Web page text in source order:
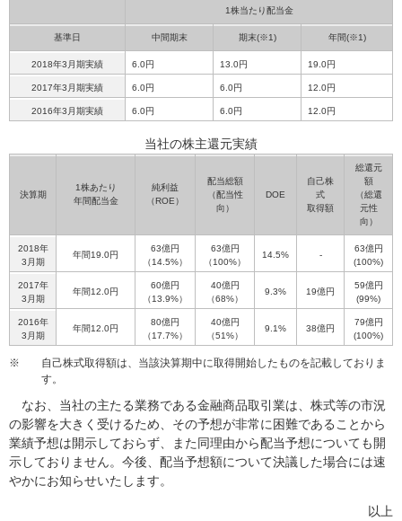
1株当たり配当金
基準日 中間期末 期末(※1) 年間(※1)
2018年3月期実績 6.0円 13.0円 19.0円
2017年3月期実績 6.0円 6.0円 12.0円
2016年3月期実績 6.0円 6.0円 12.0円
当社の株主還元実績
決算期
1株あたり
年間配当金
純利益
（ROE）
配当総額
（配当性
向）
DOE
自己株
式
取得額
総還元
額
（総還
元性
向）
2018年
3月期
年間19.0円
63億円
（14.5%）
63億円
（100%）
14.5% -
63億円
(100%)
2017年
3月期
年間12.0円
60億円
（13.9%）
40億円
（68%）
9.3% 19億円
59億円
(99%)
2016年
3月期
年間12.0円
80億円
（17.7%）
40億円
（51%）
9.1% 38億円
79億円
(100%)
※
自己株式取得額は、当該決算期中に取得開始したものを記載しておりま
す。
なお、当社の主たる業務である金融商品取引業は、株式等の市況
の影響を大きく受けるため、その予想が非常に困難であることから
業績予想は開示しておらず、また同理由から配当予想についても開
示しておりません。今後、配当予想額について決議した場合には速
やかにお知らせいたします。
以上